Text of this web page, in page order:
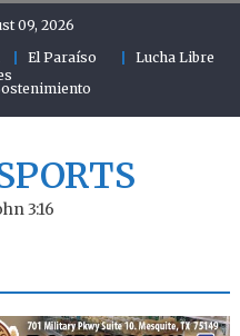
09, 2026
El Paraíso
Lucha Libre
3:16